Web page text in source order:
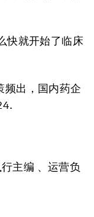
快就开始了临床
频出，国内药企
主编 、运营负